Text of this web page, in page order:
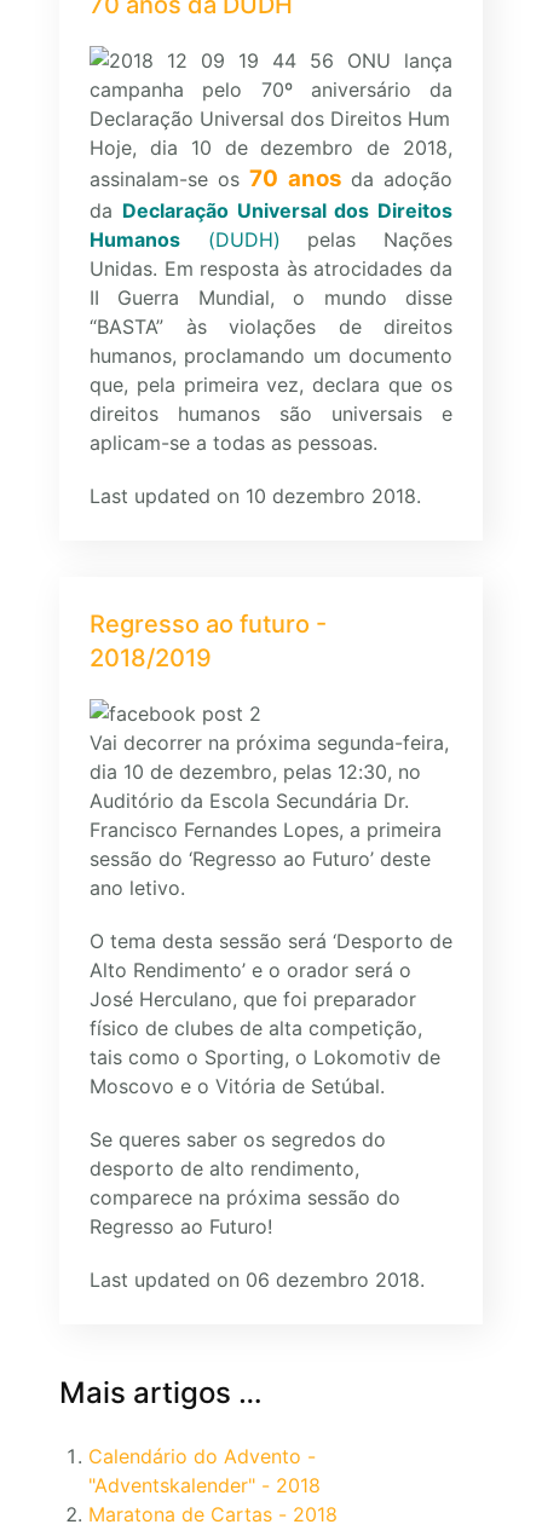
Hoje, dia 10 de dezembro de 2018,
assinalam-se os70 anosda adoção
da Declaração Universal dos Direitos
Humanos (DUDH) pelas Nações
Unidas. Em resposta às atrocidades da
II Guerra Mundial, o mundo disse
“BASTA” às violações de direitos
humanos, proclamando um documento
que, pela primeira vez, declara que os
direitos humanos são universais e
aplicam-se a todas as pessoas.
Last updated on 10 dezembro 2018.
Regresso ao futuro -
2018/2019
Vai decorrer na próxima segunda-feira,
dia 10 de dezembro, pelas 12:30, no
Auditório da Escola Secundária Dr.
Francisco Fernandes Lopes, a primeira
sessão do ‘Regresso ao Futuro’ deste
ano letivo.
O tema desta sessão será ‘Desporto de
Alto Rendimento’ e o orador será o
José Herculano, que foi preparador
físico de clubes de alta competição,
tais como o Sporting, o Lokomotiv de
Moscovo e o Vitória de Setúbal.
Se queres saber os segredos do
desporto de alto rendimento,
comparece na próxima sessão do
Regresso ao Futuro!
Last updated on 06 dezembro 2018.
Mais artigos …
Calendário do Advento -
"Adventskalender" - 2018
Maratona de Cartas - 2018